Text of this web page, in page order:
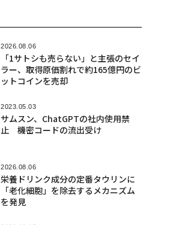
2026.08.06
「1サトシも売らない」と主張のセイ
ラー、取得原価割れで約165億円のビ
ットコインを売却
2023.05.03
サムスン、ChatGPTの社内使用禁
止 機密コードの流出受け
2026.08.06
栄養ドリンク成分の定番タウリンに
「老化細胞」を除去するメカニズム
を発見